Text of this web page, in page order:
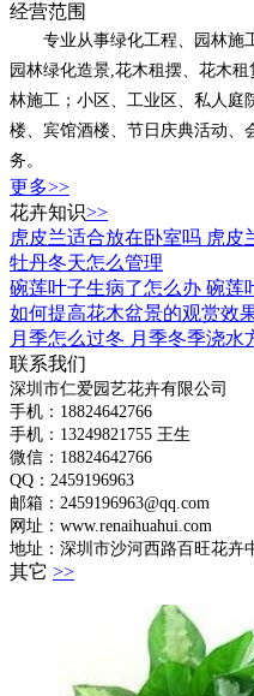
经营范围
专业从事绿化工程、园林施工
园林绿化造景,花木租摆、花木
林施工；小区、工业区、私人庭
楼、宾馆酒楼、节日庆典活动、
务。
更多>>
花卉知识>>
虎皮兰适合放在卧室吗 虎皮
牡丹冬天怎么管理
碗莲叶子生病了怎么办 碗莲
如何提高花木盆景的观赏效
月季怎么过冬 月季冬季浇水
联系我们
深圳市仁爱园艺花卉有限公司
手机：18824642766
手机： 13249821755 王生
微信：18824642766
QQ：2459196963
邮箱：2459196963@qq.com
网址：www.renaihuahui.com
地址：深圳市沙河西路百旺花卉
其它 >>